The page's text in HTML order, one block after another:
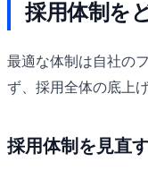
採用体制を
最適な体制は自社の
ず、採用全体の底上
採用体制を見直